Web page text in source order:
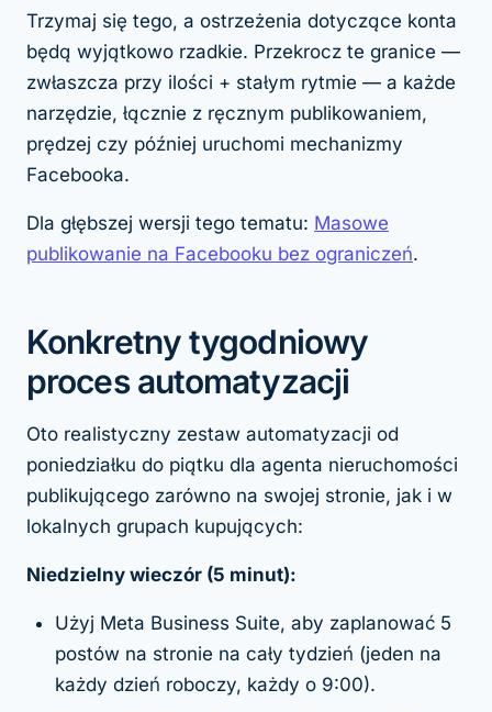
Trzymaj się tego, a ostrzeżenia dotyczące konta
będą wyjątkowo rzadkie. Przekrocz te granice —
zwłaszcza przy ilości + stałym rytmie — a każde
narzędzie, łącznie z ręcznym publikowaniem,
prędzej czy później uruchomi mechanizmy
Facebooka.
Dla głębszej wersji tego tematu: Masowe
publikowanie na Facebooku bez ograniczeń.
Konkretny tygodniowy
proces automatyzacji
Oto realistyczny zestaw automatyzacji od
poniedziałku do piątku dla agenta nieruchomości
publikującego zarówno na swojej stronie, jak i w
lokalnych grupach kupujących:
Niedzielny wieczór (5 minut):
Użyj Meta Business Suite, aby zaplanować 5
postów na stronie na cały tydzień (jeden na
każdy dzień roboczy, każdy o 9:00).